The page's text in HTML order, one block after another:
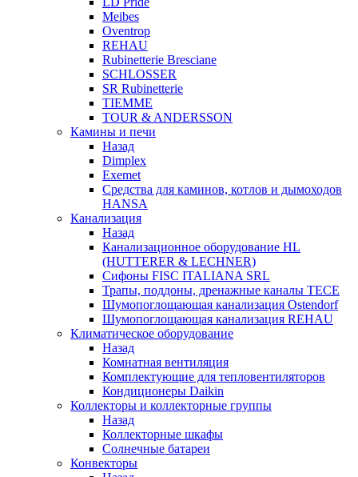
Meibes
Oventrop
REHAU
Rubinetterie Bresciane
SCHLOSSER
SR Rubinetterie
TIEMME
TOUR & ANDERSSON
Камины и печи
Назад
Dimplex
Exemet
Средства для каминов, котлов и дымоходов
HANSA
Канализация
Назад
Канализационное оборудование HL
(HUTTERER & LECHNER)
Сифоны FISC ITALIANA SRL
Трапы, поддоны, дренажные каналы TECE
Шумопоглощающая канализация Ostendorf
Шумопоглощающая канализация REHAU
Климатическое оборудование
Назад
Комнатная вентиляция
Комплектующие для тепловентиляторов
Кондиционеры Daikin
Коллекторы и коллекторные группы
Назад
Коллекторные шкафы
Солнечные батареи
Конвекторы